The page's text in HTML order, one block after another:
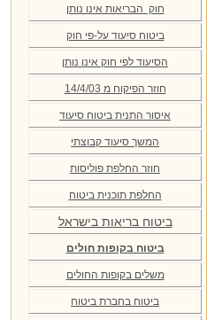
חוק הבריאות אינו נותן
ביטוח סיעוד על-פי חוק
הסיעוד לפי חוק אינו נותן
חוזר הפיקוח מ 14/4/03
איסור התנית ביטוח סיעוד
המשך סיעוד קבוצתי
חוזר החלפת פוליסות
החלפת תוכנית ביטוח
ביטוח בריאות בישראל
ביטוח בקופות חולים
משלים בקופות החולים
ביטוח בחברת ביטוח